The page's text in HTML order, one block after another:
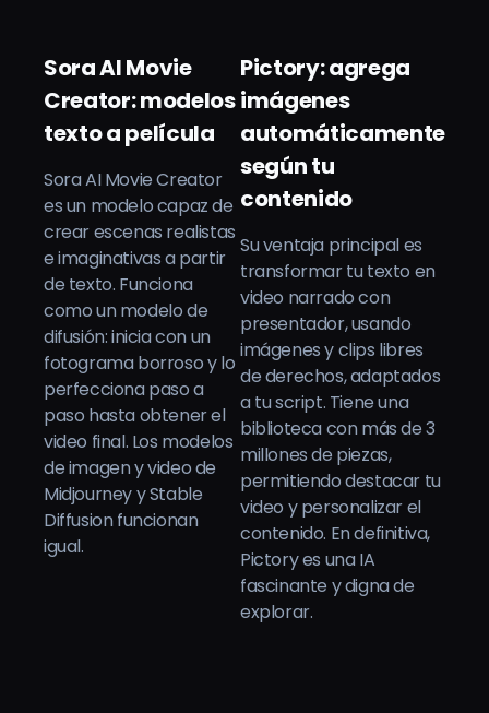
Sora AI Movie
Creator: modelos
texto a película
Sora AI Movie Creator
es un modelo capaz de
crear escenas realistas
e imaginativas a partir
de texto. Funciona
como un modelo de
difusión: inicia con un
fotograma borroso y lo
perfecciona paso a
paso hasta obtener el
video final. Los modelos
de imagen y video de
Midjourney y Stable
Diffusion funcionan
igual.
Pictory: agrega
imágenes
automáticamente
según tu
contenido
Su ventaja principal es
transformar tu texto en
video narrado con
presentador, usando
imágenes y clips libres
de derechos, adaptados
a tu script. Tiene una
biblioteca con más de 3
millones de piezas,
permitiendo destacar tu
video y personalizar el
contenido. En definitiva,
Pictory es una IA
fascinante y digna de
explorar.